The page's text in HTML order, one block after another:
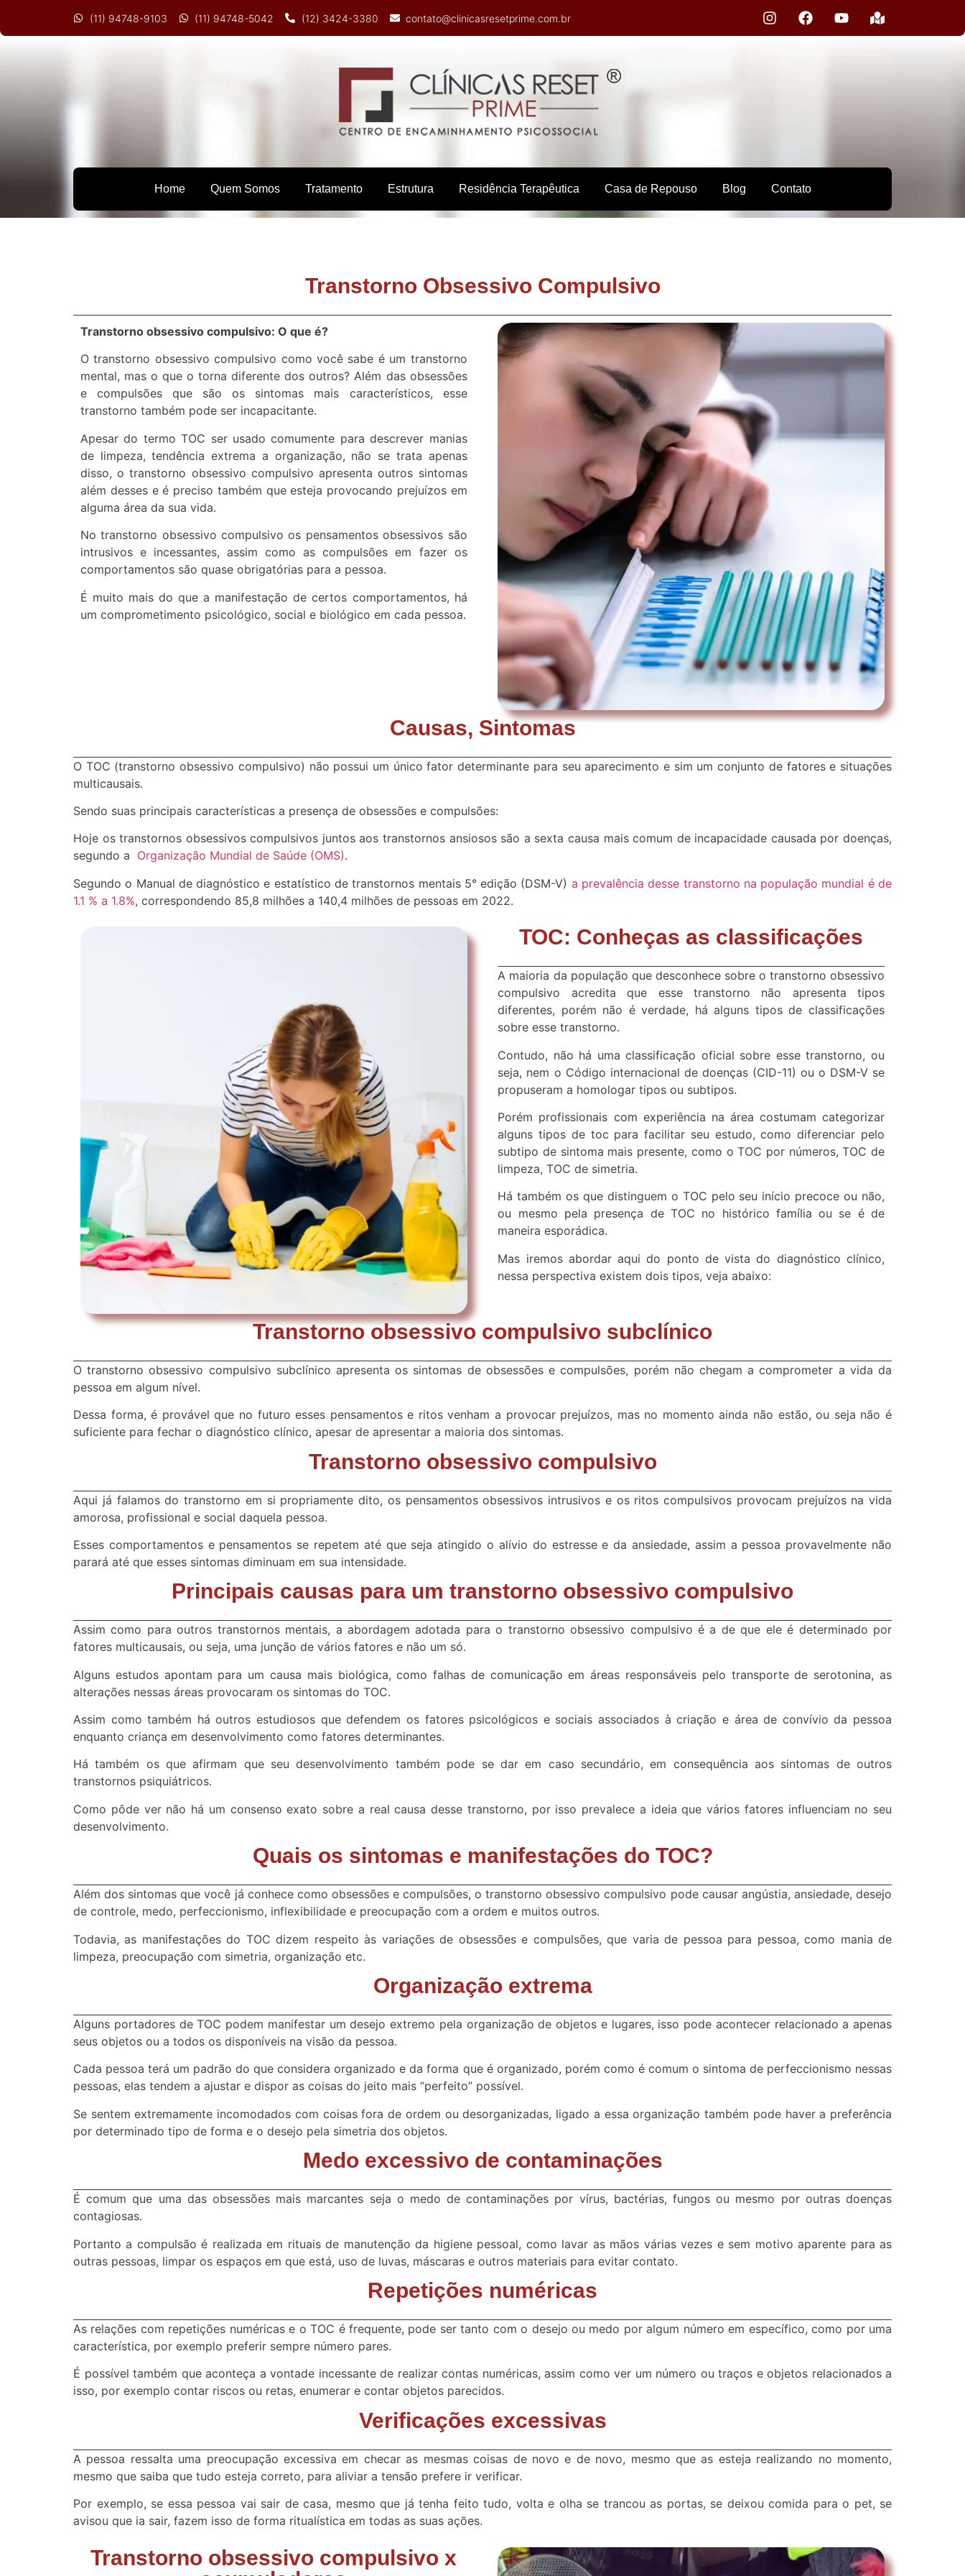
(11) 94748-9103 (11) 94748-5042 (12) 3424-3380 contato@clinicasresetprime.com.br
Home Quem Somos Tratamento Estrutura Residência Terapêutica Casa de Repouso Blog Contato
Transtorno Obsessivo Compulsivo
Transtorno obsessivo compulsivo: O que é?
O transtorno obsessivo compulsivo como você sabe é um transtorno
mental, mas o que o torna diferente dos outros? Além das obsessões
e compulsões que são os sintomas mais característicos, esse
transtorno também pode ser incapacitante.
Apesar do termo TOC ser usado comumente para descrever manias
de limpeza, tendência extrema a organização, não se trata apenas
disso, o transtorno obsessivo compulsivo apresenta outros sintomas
além desses e é preciso também que esteja provocando prejuízos em
alguma área da sua vida.
No transtorno obsessivo compulsivo os pensamentos obsessivos são
intrusivos e incessantes, assim como as compulsões em fazer os
comportamentos são quase obrigatórias para a pessoa.
É muito mais do que a manifestação de certos comportamentos, há
um comprometimento psicológico, social e biológico em cada pessoa.
Causas, Sintomas
O TOC (transtorno obsessivo compulsivo) não possui um único fator determinante para seu aparecimento e sim um conjunto de fatores e situações
multicausais.
Sendo suas principais características a presença de obsessões e compulsões:
Hoje os transtornos obsessivos compulsivos juntos aos transtornos ansiosos são a sexta causa mais comum de incapacidade causada por doenças,
segundo a Organização Mundial de Saúde (OMS).
Segundo o Manual de diagnóstico e estatístico de transtornos mentais 5° edição (DSM-V) a prevalência desse transtorno na população mundial é de
1.1 % a 1.8%, correspondendo 85,8 milhões a 140,4 milhões de pessoas em 2022.
TOC: Conheças as classificações
A maioria da população que desconhece sobre o transtorno obsessivo
compulsivo acredita que esse transtorno não apresenta tipos
diferentes, porém não é verdade, há alguns tipos de classificações
sobre esse transtorno.
Contudo, não há uma classificação oficial sobre esse transtorno, ou
seja, nem o Código internacional de doenças (CID-11) ou o DSM-V se
propuseram a homologar tipos ou subtipos.
Porém profissionais com experiência na área costumam categorizar
alguns tipos de toc para facilitar seu estudo, como diferenciar pelo
subtipo de sintoma mais presente, como o TOC por números, TOC de
limpeza, TOC de simetria.
Há também os que distinguem o TOC pelo seu início precoce ou não,
ou mesmo pela presença de TOC no histórico família ou se é de
maneira esporádica.
Mas iremos abordar aqui do ponto de vista do diagnóstico clínico,
nessa perspectiva existem dois tipos, veja abaixo:
Transtorno obsessivo compulsivo subclínico
O transtorno obsessivo compulsivo subclínico apresenta os sintomas de obsessões e compulsões, porém não chegam a comprometer a vida da
pessoa em algum nível.
Dessa forma, é provável que no futuro esses pensamentos e ritos venham a provocar prejuízos, mas no momento ainda não estão, ou seja não é
suficiente para fechar o diagnóstico clínico, apesar de apresentar a maioria dos sintomas.
Transtorno obsessivo compulsivo
Aqui já falamos do transtorno em si propriamente dito, os pensamentos obsessivos intrusivos e os ritos compulsivos provocam prejuízos na vida
amorosa, profissional e social daquela pessoa.
Esses comportamentos e pensamentos se repetem até que seja atingido o alívio do estresse e da ansiedade, assim a pessoa provavelmente não
parará até que esses sintomas diminuam em sua intensidade.
Principais causas para um transtorno obsessivo compulsivo
Assim como para outros transtornos mentais, a abordagem adotada para o transtorno obsessivo compulsivo é a de que ele é determinado por
fatores multicausais, ou seja, uma junção de vários fatores e não um só.
Alguns estudos apontam para um causa mais biológica, como falhas de comunicação em áreas responsáveis pelo transporte de serotonina, as
alterações nessas áreas provocaram os sintomas do TOC.
Assim como também há outros estudiosos que defendem os fatores psicológicos e sociais associados à criação e área de convívio da pessoa
enquanto criança em desenvolvimento como fatores determinantes.
Há também os que afirmam que seu desenvolvimento também pode se dar em caso secundário, em consequência aos sintomas de outros
transtornos psiquiátricos.
Como pôde ver não há um consenso exato sobre a real causa desse transtorno, por isso prevalece a ideia que vários fatores influenciam no seu
desenvolvimento.
Quais os sintomas e manifestações do TOC?
Além dos sintomas que você já conhece como obsessões e compulsões, o transtorno obsessivo compulsivo pode causar angústia, ansiedade, desejo
de controle, medo, perfeccionismo, inflexibilidade e preocupação com a ordem e muitos outros.
Todavia, as manifestações do TOC dizem respeito às variações de obsessões e compulsões, que varia de pessoa para pessoa, como mania de
limpeza, preocupação com simetria, organização etc.
Organização extrema
Alguns portadores de TOC podem manifestar um desejo extremo pela organização de objetos e lugares, isso pode acontecer relacionado a apenas
seus objetos ou a todos os disponíveis na visão da pessoa.
Cada pessoa terá um padrão do que considera organizado e da forma que é organizado, porém como é comum o sintoma de perfeccionismo nessas
pessoas, elas tendem a ajustar e dispor as coisas do jeito mais “perfeito” possível.
Se sentem extremamente incomodados com coisas fora de ordem ou desorganizadas, ligado a essa organização também pode haver a preferência
por determinado tipo de forma e o desejo pela simetria dos objetos.
Medo excessivo de contaminações
É comum que uma das obsessões mais marcantes seja o medo de contaminações por vírus, bactérias, fungos ou mesmo por outras doenças
contagiosas.
Portanto a compulsão é realizada em rituais de manutenção da higiene pessoal, como lavar as mãos várias vezes e sem motivo aparente para as
outras pessoas, limpar os espaços em que está, uso de luvas, máscaras e outros materiais para evitar contato.
Repetições numéricas
As relações com repetições numéricas e o TOC é frequente, pode ser tanto com o desejo ou medo por algum número em específico, como por uma
característica, por exemplo preferir sempre número pares.
É possível também que aconteça a vontade incessante de realizar contas numéricas, assim como ver um número ou traços e objetos relacionados a
isso, por exemplo contar riscos ou retas, enumerar e contar objetos parecidos.
Verificações excessivas
A pessoa ressalta uma preocupação excessiva em checar as mesmas coisas de novo e de novo, mesmo que as esteja realizando no momento,
mesmo que saiba que tudo esteja correto, para aliviar a tensão prefere ir verificar.
Por exemplo, se essa pessoa vai sair de casa, mesmo que já tenha feito tudo, volta e olha se trancou as portas, se deixou comida para o pet, se
avisou que ia sair, fazem isso de forma ritualística em todas as suas ações.
Transtorno obsessivo compulsivo x